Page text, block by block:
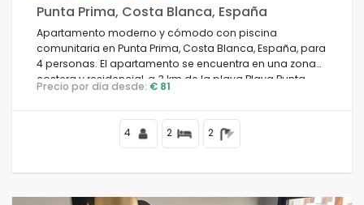
Punta Prima, Costa Blanca, España
Apartamento moderno y cómodo con piscina
comunitaria en Punta Prima, Costa Blanca, España, para
4 personas. El apartamento se encuentra en una zona
costera y residencial, a 3 km de la playa Playa Punta
Prima.
Precio por día desde: € 81
4 2 2